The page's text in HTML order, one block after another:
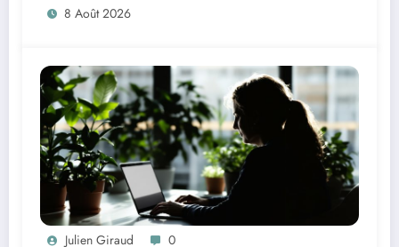
8 Août 2026
Julien Giraud 0